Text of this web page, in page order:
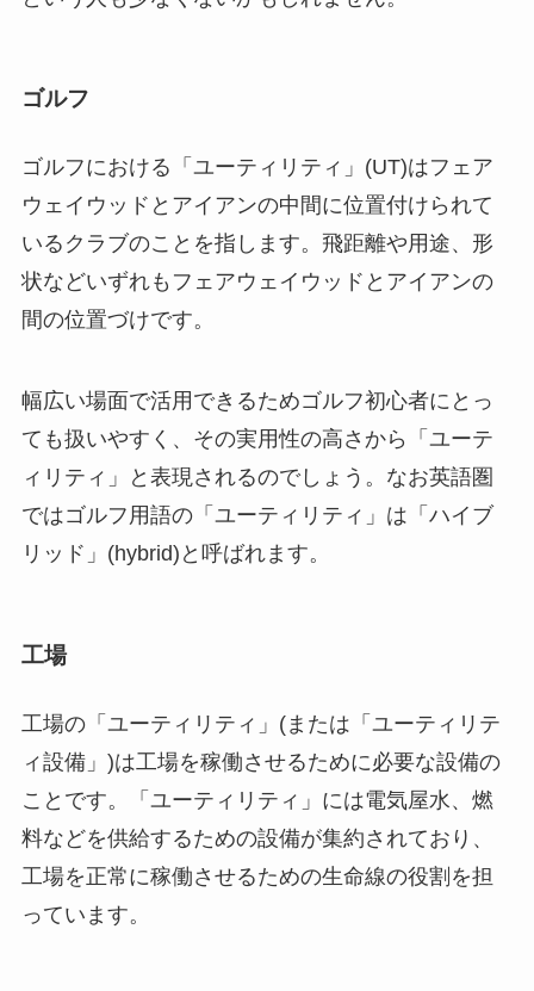
ゴルフ
ゴルフにおける「ユーティリティ」(UT)はフェア
ウェイウッドとアイアンの中間に位置付けられて
いるクラブのことを指します。飛距離や用途、形
状などいずれもフェアウェイウッドとアイアンの
間の位置づけです。
幅広い場面で活用できるためゴルフ初心者にとっ
ても扱いやすく、その実用性の高さから「ユーテ
ィリティ」と表現されるのでしょう。なお英語圏
ではゴルフ用語の「ユーティリティ」は「ハイブ
リッド」(hybrid)と呼ばれます。
工場
工場の「ユーティリティ」(または「ユーティリテ
ィ設備」)は工場を稼働させるために必要な設備の
ことです。「ユーティリティ」には電気屋水、燃
料などを供給するための設備が集約されており、
工場を正常に稼働させるための生命線の役割を担
っています。